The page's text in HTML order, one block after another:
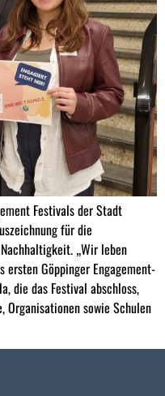
Festivals der Stadt
für die
„Wir leben
ersten Göppinger Engagement-
die das Festival abschloss,
Organisationen sowie Schulen